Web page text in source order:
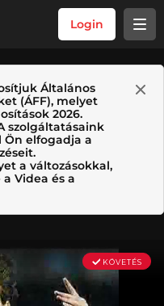
Login
Általános
(ÁFF), melyet
2026.
szolgáltatásaink
elfogadja a
a változásokkal,
Videa és a